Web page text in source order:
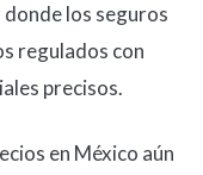
donde los seguros
regulados con
precisos.
en México aún